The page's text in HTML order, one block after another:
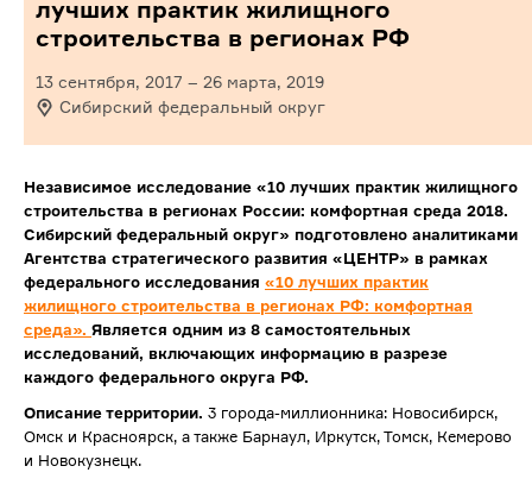
лучших практик жилищного
строительства в регионах РФ
13 сентября, 2017 – 26 марта, 2019
Сибирский федеральный округ
Независимое исследование «10 лучших практик жилищного
строительства в регионах России: комфортная среда 2018.
Сибирский федеральный округ» подготовлено аналитиками
Агентства стратегического развития «ЦЕНТР» в рамках
федерального исследования «10 лучших практик
жилищного строительства в регионах РФ: комфортная
среда». Является одним из 8 самостоятельных
исследований, включающих информацию в разрезе
каждого федерального округа РФ.
Описание территории. 3 города-миллионника: Новосибирск,
Омск и Красноярск, а также Барнаул, Иркутск, Томск, Кемерово
и Новокузнецк.